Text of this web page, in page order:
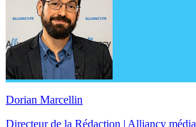
Dorian Marcellin
Directeur de la Rédaction | Alliancy média